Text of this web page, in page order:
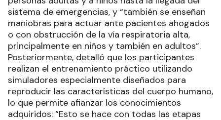
sistema de emergencias, y “también se enseñan
maniobras para actuar ante pacientes ahogados
o con obstrucción de la vía respiratoria alta,
principalmente en niños y también en adultos”.
Posteriormente, detalló que los participantes
realizan el entrenamiento práctico utilizando
simuladores especialmente diseñados para
reproducir las características del cuerpo humano,
lo que permite afianzar los conocimientos
adquiridos: “Esto se hace con todas las etapas